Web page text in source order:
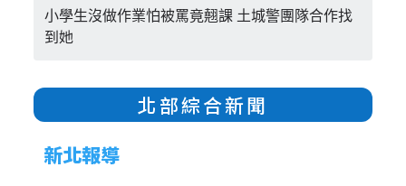
小學生沒做作業怕被罵竟翹課 土城警團隊合作找
到她
北部綜合新聞
新北報導